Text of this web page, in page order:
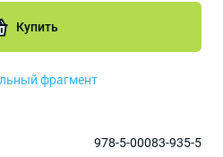
978-5-00083-935-5
Купить
фрагмент